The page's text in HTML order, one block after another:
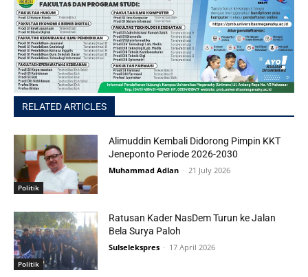
RELATED ARTICLES
Politik
Alimuddin Kembali Didorong Pimpin KKT
Jeneponto Periode 2026-2030
Muhammad Adlan - 21 July 2026
Politik
Ratusan Kader NasDem Turun ke Jalan
Bela Surya Paloh
Sulselekspres - 17 April 2026